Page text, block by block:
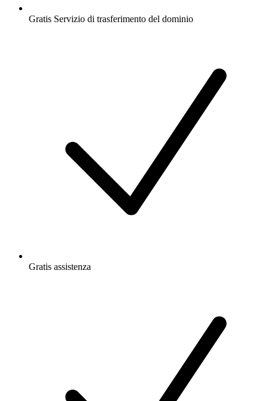
Gratis Servizio di trasferimento del dominio
Gratis assistenza